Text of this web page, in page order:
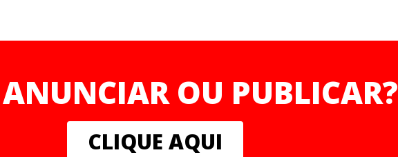
OU PUBLICAR?
CLIQUE AQUI